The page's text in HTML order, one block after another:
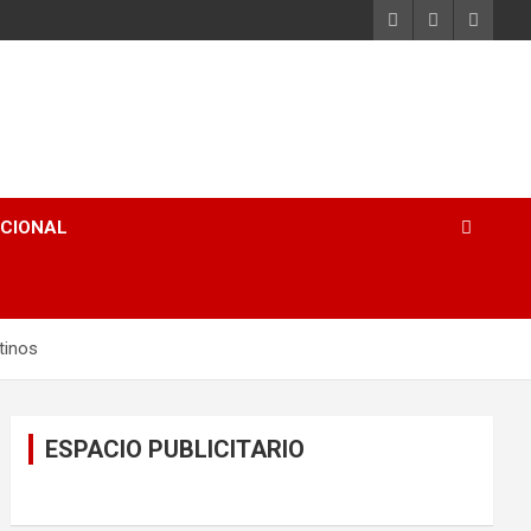
ESPACIO PUBLICITARIO